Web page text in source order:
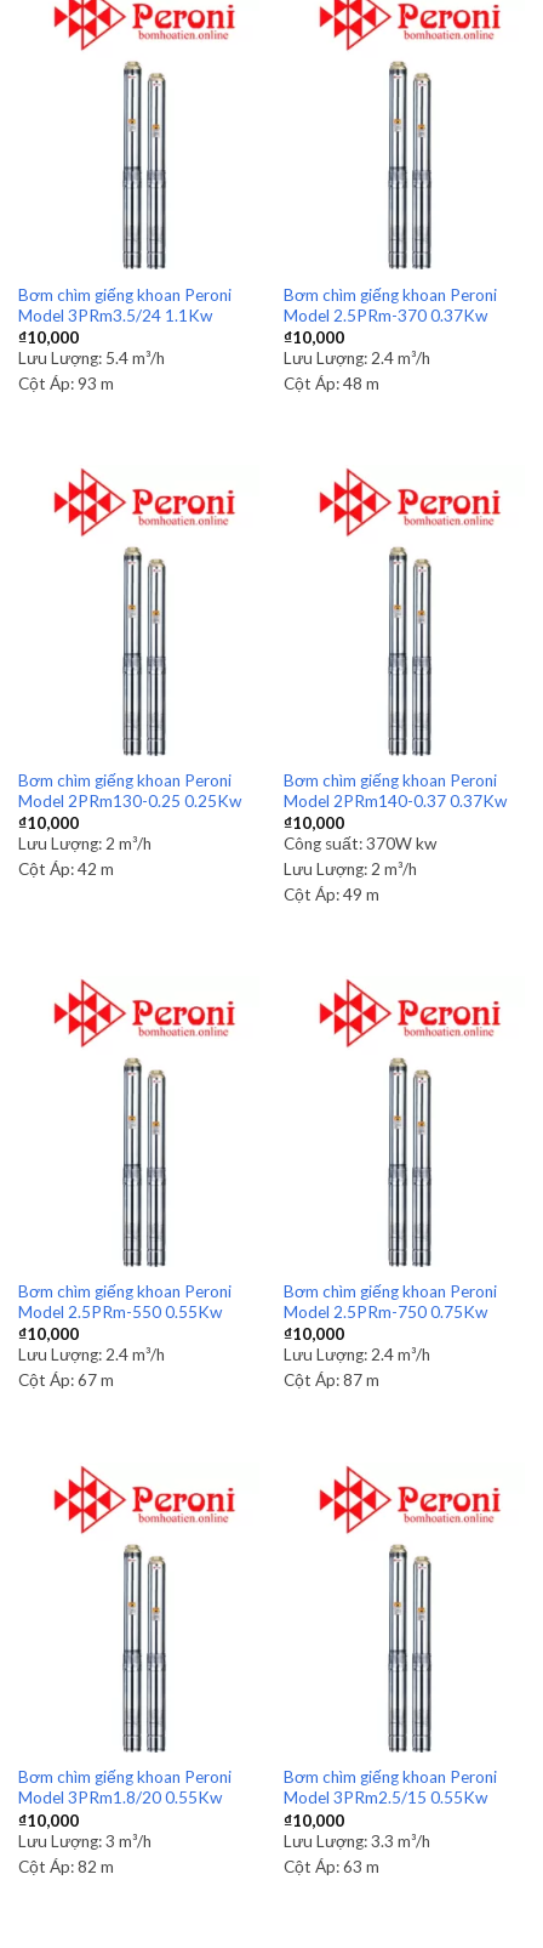
Bơm chìm giếng khoan Peroni
Model 3PRm3.5/24 1.1Kw
₫10,000
Lưu Lượng: 5.4 m³/h
Cột Áp:93 m
Bơm chìm giếng khoan Peroni
Model 2.5PRm-370 0.37Kw
₫10,000
Lưu Lượng: 2.4 m³/h
Cột Áp:48 m
Bơm chìm giếng khoan Peroni
Model 2PRm130-0.25 0.25Kw
₫10,000
Lưu Lượng: 2 m³/h
Cột Áp:42 m
Bơm chìm giếng khoan Peroni
Model 2PRm140-0.37 0.37Kw
₫10,000
Công suất:370W kw
Lưu Lượng: 2 m³/h
Cột Áp:49 m
Bơm chìm giếng khoan Peroni
Model 2.5PRm-550 0.55Kw
₫10,000
Lưu Lượng:2.4 m³/h
Cột Áp:67 m
Bơm chìm giếng khoan Peroni
Model 2.5PRm-750 0.75Kw
₫10,000
Lưu Lượng:2.4 m³/h
Cột Áp:87 m
Bơm chìm giếng khoan Peroni
Model 3PRm1.8/20 0.55Kw
₫10,000
Lưu Lượng:3 m³/h
Cột Áp:82 m
Bơm chìm giếng khoan Peroni
Model 3PRm2.5/15 0.55Kw
₫10,000
Lưu Lượng:3.3 m³/h
Cột Áp:63 m